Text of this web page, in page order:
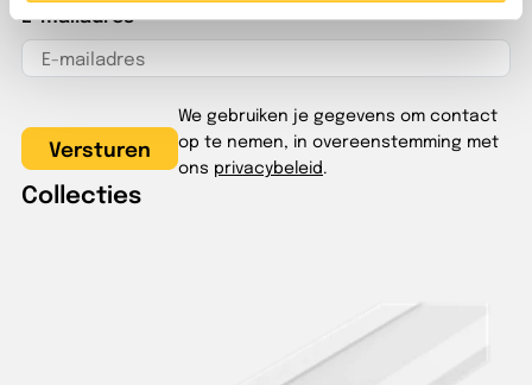
E-mailadres
We gebruiken je gegevens om contact
op te nemen, in overeenstemming met
ons privacybeleid.
Collecties